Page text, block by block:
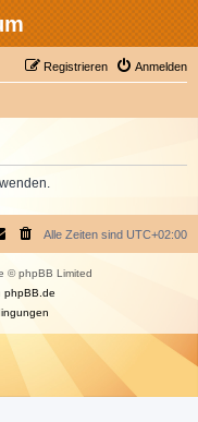
Anmelden
Registrieren
Alle Zeiten sind UTC+02:00
© phpBB Limited
phpBB.de